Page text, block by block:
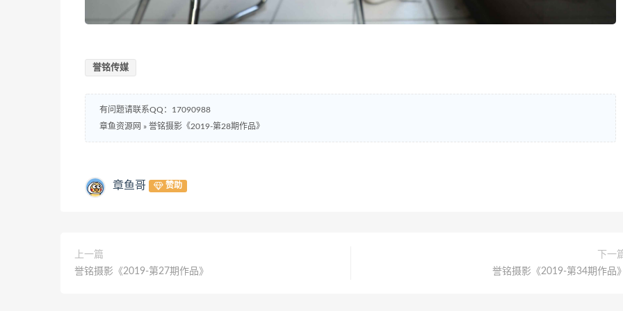
誉铭传媒
有问题请联系QQ：17090988
章鱼资源网 » 誉铭摄影《2019-第28期作品》
章鱼哥 赞助
上一篇
誉铭摄影《2019-第27期作品》
下一
誉铭摄影《2019-第34期作品